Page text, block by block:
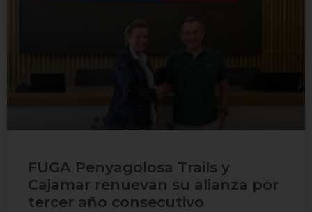
FUGA Penyagolosa Trails y
Cajamar renuevan su alianza por
tercer año consecutivo